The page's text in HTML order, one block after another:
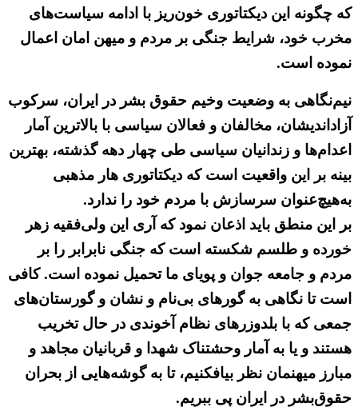
که چگونه این دیکتاتوری خون‌ریز با ادامه سیاست‌های
مخرب خود، شرایط جنگی بر مردم و میهن امان اعمال
نموده است.
نیم‌نگاهی به وضعیت وخیم حقوق بشر در ایران، سرکوب
آزاد‌اندیشان، مخالفان و فعالان سیاسی با بالاترین آمار
اعدام‌ها و زندانیان سیاسی طی چهار دهه گذشته، بهترین
بینه بر این واقعیت است که دیکتاتوری هار مذهبی
به‌هیچ‌عنوان سرسازش با مردم خود را ندارد.
بر این منطق باید اذعان نمود که آری این ولی‌فقیه زهر
خورده و طلسم شکسته است که جنگی نابرابر را بر
مردم و جامعه جوان و پویای ما تحمیل نموده است. کافی
است تا نگاهی به گورهای بی‌نام و نشان و گورستان‌های
جمعی که با بلدوزرهای نظام آخوندی در حال تخریب
هستند و یا به آمار وحشتناک شهدا و قربانیان مجاهد و
مبارز میهنمان نظر بیافکنیم، تا به گوشه‌هایی از بحران
حقوق‌بشر در ایران پی ببریم.